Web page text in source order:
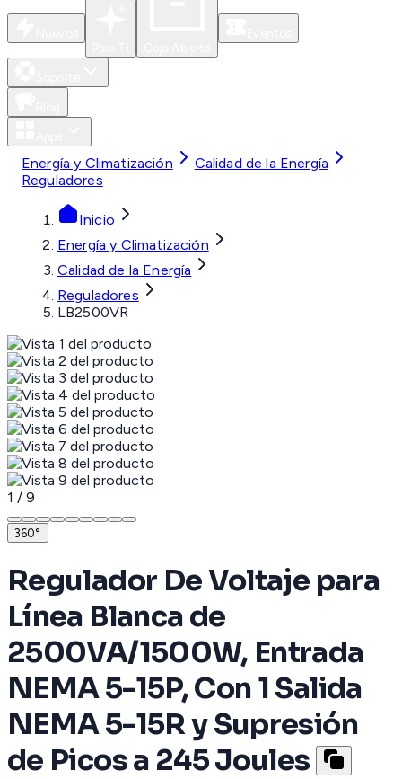
Energía y Climatización
Calidad de la Energía
Reguladores
Inicio
Energía y Climatización
Calidad de la Energía
Reguladores
LB2500VR
1 / 9
360°
Regulador De Voltaje para
Línea Blanca de
2500VA/1500W, Entrada
NEMA 5-15P, Con 1 Salida
NEMA 5-15R y Supresión
de Picos a 245 Joules